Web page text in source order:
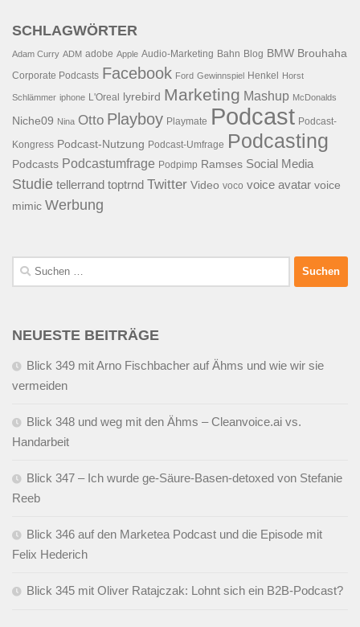
SCHLAGWÖRTER
Adam Curry ADM adobe Apple Audio-Marketing Bahn Blog BMW Brouhaha
Corporate Podcasts Facebook Ford Gewinnspiel Henkel Horst
Schlämmer iphone L'Oreal lyrebird Marketing Mashup McDonalds
Niche09 Nina Otto Playboy Playmate Podcast Podcast-
Kongress Podcast-Nutzung Podcast-Umfrage Podcasting
Podcasts Podcastumfrage Podpimp Ramses Social Media
Studie tellerrand toptrnd Twitter Video voco voice avatar voice
mimic Werbung
Suchen
nach:
NEUESTE BEITRÄGE
Blick 349 mit Arno Fischbacher auf Ähms und wie wir sie
vermeiden
Blick 348 und weg mit den Ähms – Cleanvoice.ai vs.
Handarbeit
Blick 347 – Ich wurde ge-Säure-Basen-detoxed von Stefanie
Reeb
Blick 346 auf den Marketea Podcast und die Episode mit
Felix Hederich
Blick 345 mit Oliver Ratajczak: Lohnt sich ein B2B-Podcast?